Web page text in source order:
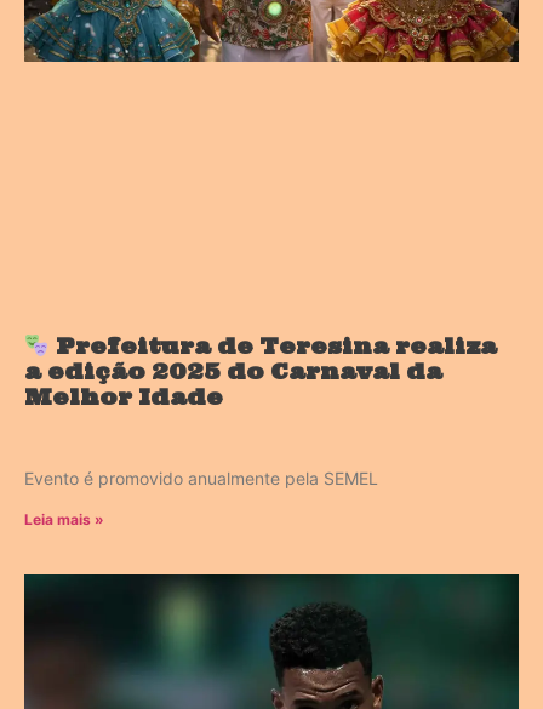
Prefeitura de Teresina realiza
a edição 2025 do Carnaval da
Melhor Idade
Evento é promovido anualmente pela SEMEL
Leia mais »